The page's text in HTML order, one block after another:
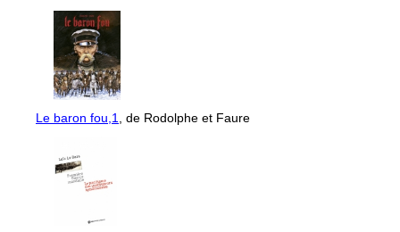
Le baron fou,1 , de Rodolphe et Faure